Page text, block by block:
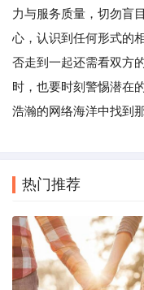
力与服务质量，切勿盲
心，认识到任何形式的
否走到一起还需看双方
时，也要时刻警惕潜在
浩瀚的网络海洋中找到
热门推荐